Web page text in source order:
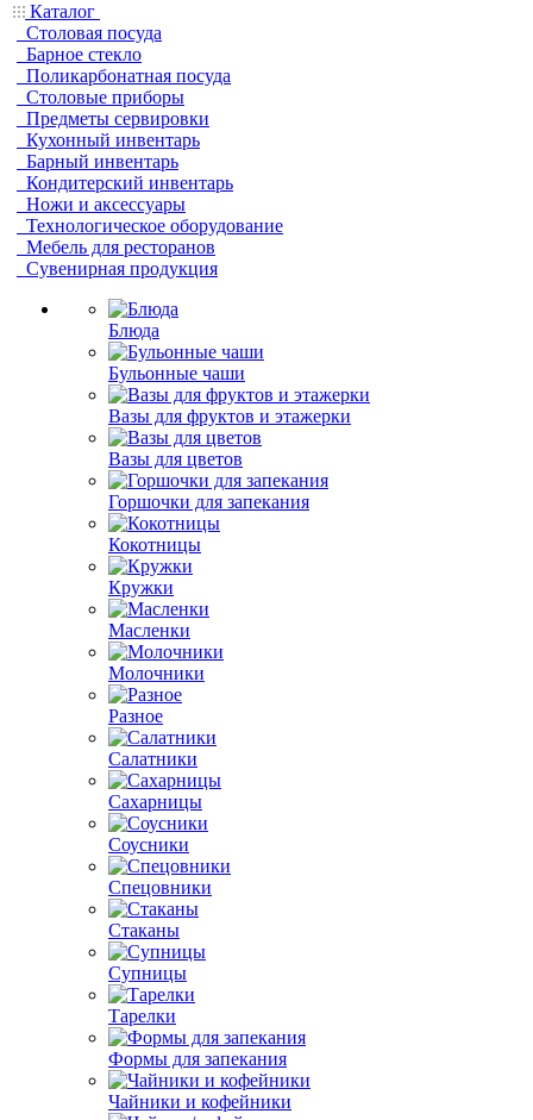
Каталог
Столовая посуда
Барное стекло
Поликарбонатная посуда
Столовые приборы
Предметы сервировки
Кухонный инвентарь
Барный инвентарь
Кондитерский инвентарь
Ножи и аксессуары
Технологическое оборудование
Мебель для ресторанов
Сувенирная продукция
Блюда
Бульонные чаши
Вазы для фруктов и этажерки
Вазы для цветов
Горшочки для запекания
Кокотницы
Кружки
Масленки
Молочники
Разное
Салатники
Сахарницы
Соусники
Спецовники
Стаканы
Супницы
Тарелки
Формы для запекания
Чайники и кофейники